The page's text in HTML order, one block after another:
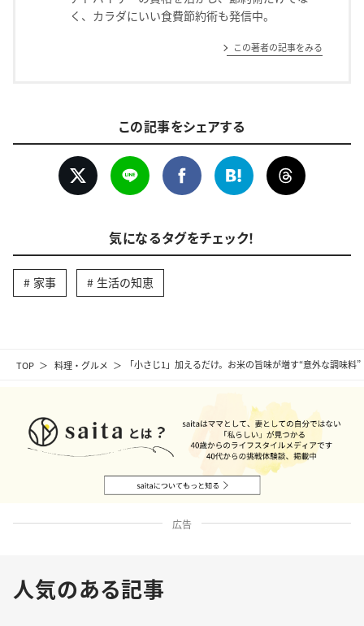
TOP 料理・グルメ 「小さじ1」加えるだけ。お米の旨味が増す“意外な調味
く、カラダにいい食費節約術も発信中。
この著者の記事をみる
この記事をシェアする
気になるタグをチェック！
家事 生活の知恵
広告
人気のある記事